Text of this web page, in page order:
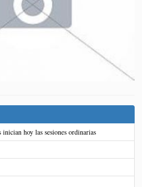
hoy las sesiones ordinarias